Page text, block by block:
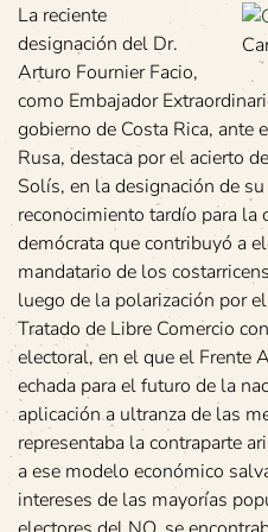
La reciente
designación del Dr.
Arturo Fournier Facio,
como Embajador
gobierno de Costa Rica, ante
Rusa, destaca por el acierto
Solís, en la designación de
reconocimiento tardío para
demócrata que contribuyó a
mandatario de los
luego de la polarización por
Tratado de Libre Comercio
electoral, en el que el Frente
echada para el futuro de la
aplicación a ultranza de las
representaba la contraparte
a ese modelo económico
intereses de las mayorías